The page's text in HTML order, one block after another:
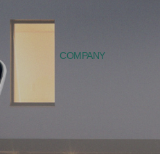
COMPANY